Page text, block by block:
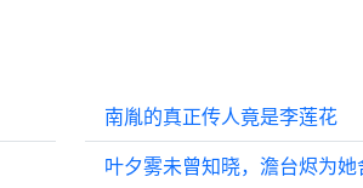
南胤的真正传人竟是李莲花